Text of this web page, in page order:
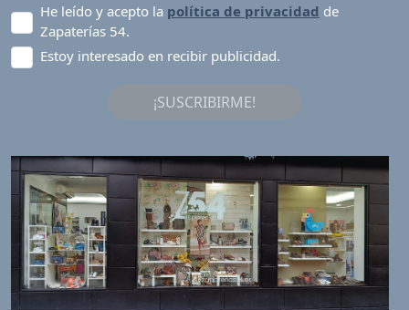
He leído y acepto la política de privacidad de
Zapaterías 54.
Estoy interesado en recibir publicidad.
¡SUSCRIBIRME!